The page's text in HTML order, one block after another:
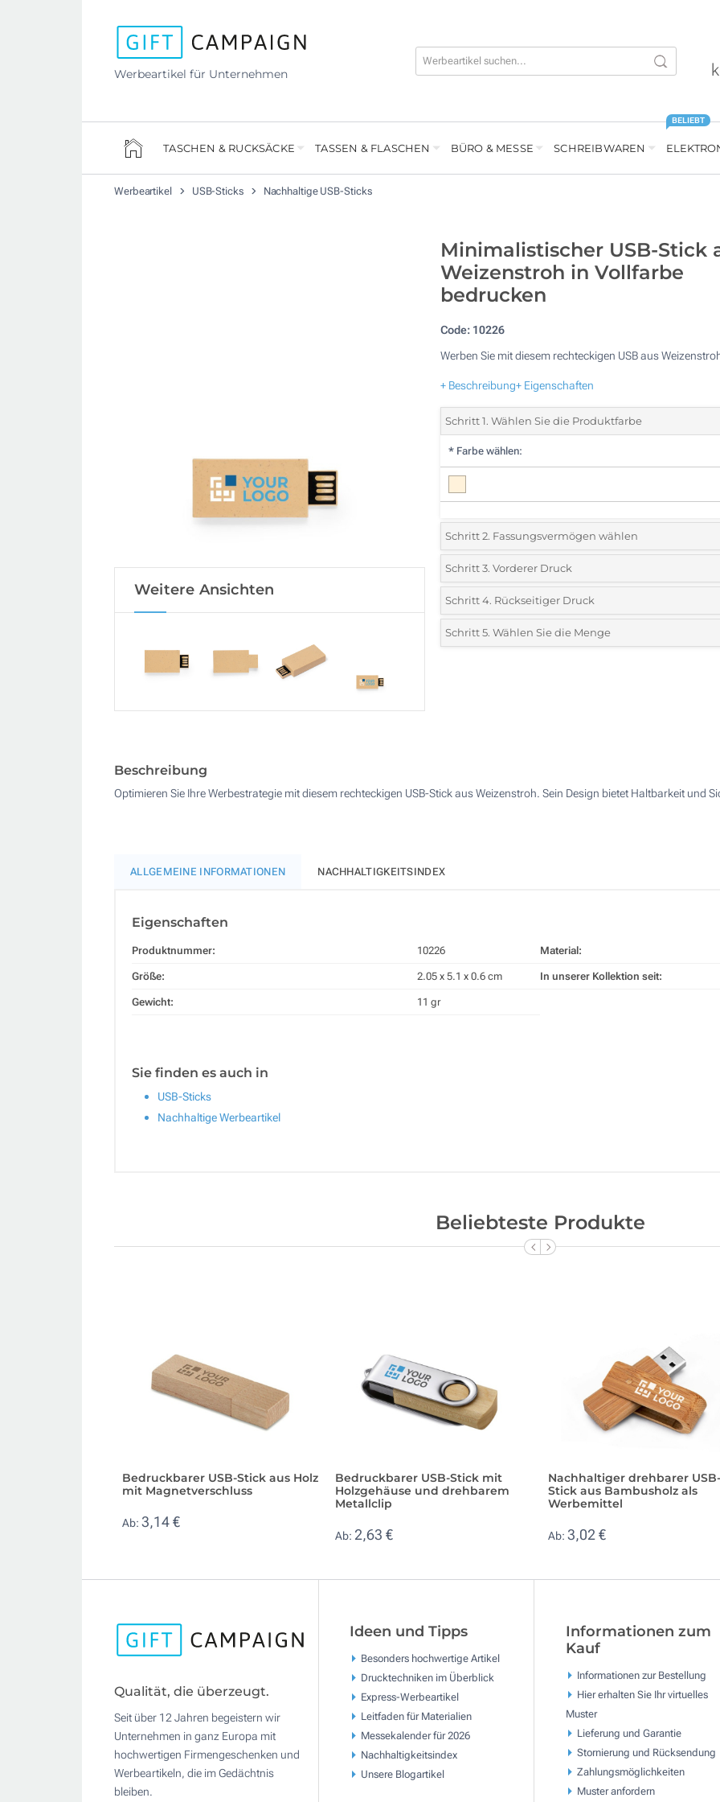
Werbeartikel für Unternehmen
TASCHEN & RUCKSÄCKE TASSEN & FLASCHEN BÜRO & MESSE SCHREIBWAREN
BELIEBT
Werbeartikel USB-Sticks Nachhaltige USB-Sticks
Weitere Ansichten
Minimalistischer USB-Stick
Weizenstroh in Vollfarbe
bedrucken
Code: 10226
Werben Sie mit diesem rechteckigen USB aus
+ Beschreibung+ Eigenschaften
Schritt 1. Wählen Sie die Produktfarbe
* Farbe wählen:
Schritt 2. Fassungsvermögen wählen
2 GB
4 GB
8 GB
Schritt 3. Vorderer Druck
*Wählen Sie die Drucktechnik und die Anzahl der Farben
Ihr Logo:
1-farbiger Siebdruck
Digitaldruck (Vollfarbe)
Schritt 4. Rückseitiger Druck
*Wählen Sie die Drucktechnik und die Anzahl der Farben
Ihr Logo:
4-farbiger Siebdruck
Schritt 5. Wählen Sie die Menge
1000
Beschreibung
Optimieren Sie Ihre Werbestrategie mit diesem rechteckigen USB-Stick aus Weizenstroh. Sein Design bietet Haltbarkeit und
ALLGEMEINE INFORMATIONEN NACHHALTIGKEITSINDEX
Eigenschaften
Produktnummer: 10226
Größe: 2.05 x 5.1 x 0.6 cm
Gewicht: 11 gr
Material:
In unserer Kollektion seit:
Sie finden es auch in
USB-Sticks
Nachhaltige Werbeartikel
Beliebteste Produkte
Bedruckbarer USB-Stick aus Holz
mit Magnetverschluss
Ab: 3,14 €
Bedruckbarer USB-Stick mit
Holzgehäuse und drehbarem
Metallclip
Ab: 2,63 €
Nachhaltiger drehbarer USB-
Stick aus Bambusholz als
Werbemittel
Ab: 3,02 €
Qualität, die überzeugt.
Seit über 12 Jahren begeistern wir
Unternehmen in ganz Europa mit
hochwertigen Firmengeschenken und
Werbeartikeln, die im Gedächtnis
bleiben.
Ideen und Tipps
Besonders hochwertige Artikel
Drucktechniken im Überblick
Express-Werbeartikel
Leitfaden für Materialien
Messekalender für 2026
Nachhaltigkeitsindex
Unsere Blogartikel
Informationen zum
Kauf
Informationen zur Bestellung
Hier erhalten Sie Ihr virtuelles
Muster
Lieferung und Garantie
Stornierung und Rücksendung
Zahlungsmöglichkeiten
Muster anfordern